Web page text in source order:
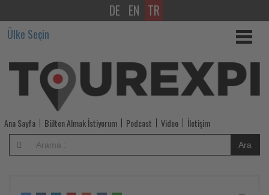
AJet,
Sivas
ile
Köln
arasında
direkt
uçuşlara
başladı
DE EN TR
Ülke Seçin
Ana Sayfa Bülten Almak İstiyorum Podcast Video İletişim
Ara